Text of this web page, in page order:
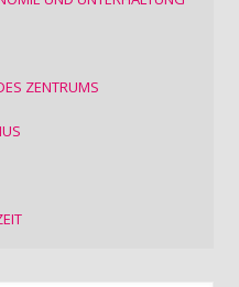
ZENTRUMS